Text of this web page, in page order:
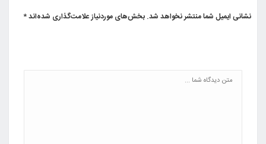
نشانی ایمیل شما منتشر نخواهد شد.بخش‌های موردنیاز علامت‌گذاری شده‌اند*